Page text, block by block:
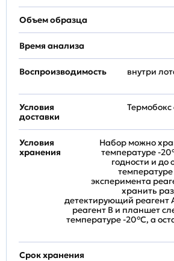
Объем образца
Время анализа
Воспроизводимость
внутри
Условия
доставки
Термобокс
Условия
хранения
Набор можно
температуре -
годности и до
эксперимента
хранить
детектирующий реагент
реагент B и планшет
температуре -20°C, а
Срок хранения